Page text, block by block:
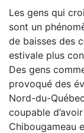
Les gens qui
sont un
de baisses des
estivale plus
Des gens
provoqué des
Nord-du-
coupable
Chibougameau